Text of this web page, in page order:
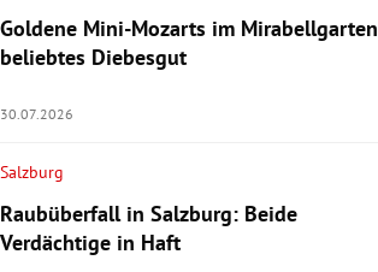
Goldene Mini-Mozarts im Mirabellgarten
beliebtes Diebesgut
30.07.2026
Salzburg
Raubüberfall in Salzburg: Beide
Verdächtige in Haft